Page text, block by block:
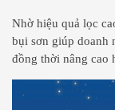
Nhờ hiệu quả lọc
bụi sơn giúp doanh
đồng thời nâng cao